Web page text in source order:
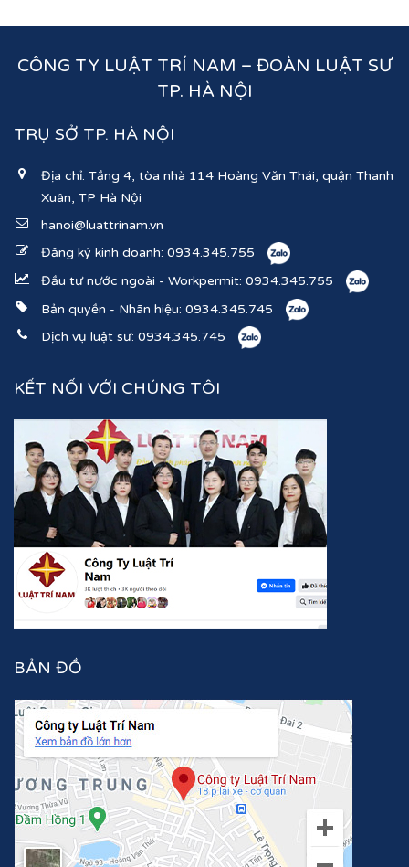
CÔNG TY LUẬT TRÍ NAM – ĐOÀN LUẬT SƯ
TP. HÀ NỘI
TRỤ SỞ TP. HÀ NỘI
Địa chỉ: Tầng 4, tòa nhà 114 Hoàng Văn Thái, quận Thanh
Xuân, TP Hà Nội
hanoi@luattrinam.vn
Đăng ký kinh doanh: 0934.345.755
Đầu tư nước ngoài - Workpermit: 0934.345.755
Bản quyền - Nhãn hiệu: 0934.345.745
Dịch vụ luật sư: 0934.345.745
KẾT NỐI VỚI CHÚNG TÔI
BẢN ĐỒ